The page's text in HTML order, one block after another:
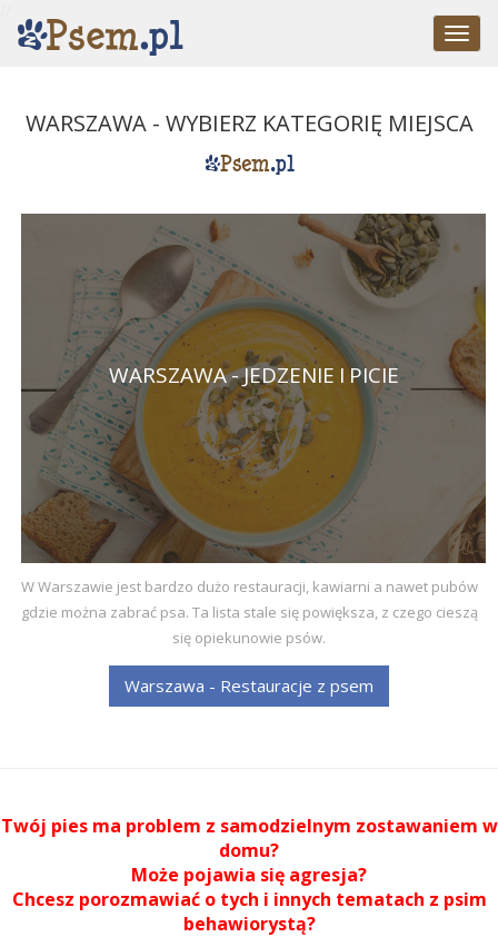
WARSZAWA - WYBIERZ KATEGORIĘ MIEJSCA
WARSZAWA - JEDZENIE I PICIE
W Warszawie jest bardzo dużo restauracji, kawiarni a nawet pubów
gdzie można zabrać psa. Ta lista stale się powiększa, z czego cieszą
się opiekunowie psów.
Warszawa - Restauracje z psem
Twój pies ma problem z samodzielnym zostawaniem w
domu?
Może pojawia się agresja?
Chcesz porozmawiać o tych i innych tematach z psim
behawiorystą?